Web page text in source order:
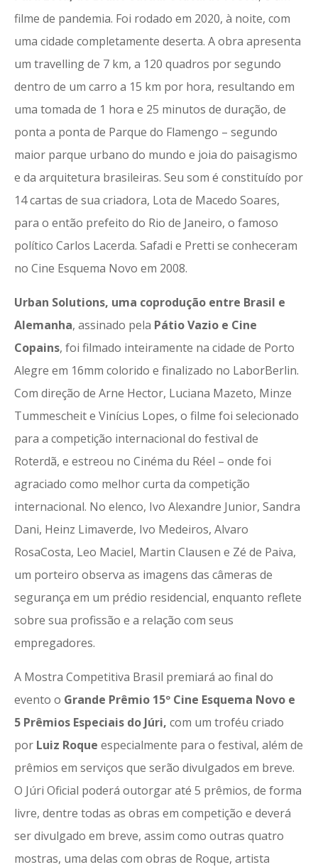
filme de pandemia. Foi rodado em 2020, à noite, com
uma cidade completamente deserta. A obra apresenta
um travelling de 7 km, a 120 quadros por segundo
dentro de um carro a 15 km por hora, resultando em
uma tomada de 1 hora e 25 minutos de duração, de
ponta a ponta de Parque do Flamengo – segundo
maior parque urbano do mundo e joia do paisagismo
e da arquitetura brasileiras. Seu som é constituído por
14 cartas de sua criadora, Lota de Macedo Soares,
para o então prefeito do Rio de Janeiro, o famoso
político Carlos Lacerda. Safadi e Pretti se conheceram
no Cine Esquema Novo em 2008.
Urban Solutions, uma coprodução entre Brasil e
Alemanha, assinado pela Pátio Vazio e Cine
Copains, foi filmado inteiramente na cidade de Porto
Alegre em 16mm colorido e finalizado no LaborBerlin.
Com direção de Arne Hector, Luciana Mazeto, Minze
Tummescheit e Vinícius Lopes, o filme foi selecionado
para a competição internacional do festival de
Roterdã, e estreou no Cinéma du Réel – onde foi
agraciado como melhor curta da competição
internacional. No elenco, Ivo Alexandre Junior, Sandra
Dani, Heinz Limaverde, Ivo Medeiros, Alvaro
RosaCosta, Leo Maciel, Martin Clausen e Zé de Paiva,
um porteiro observa as imagens das câmeras de
segurança em um prédio residencial, enquanto reflete
sobre sua profissão e a relação com seus
empregadores.
A Mostra Competitiva Brasil premiará ao final do
evento o Grande Prêmio 15º Cine Esquema Novo e
5 Prêmios Especiais do Júri, com um troféu criado
por Luiz Roque especialmente para o festival, além de
prêmios em serviços que serão divulgados em breve.
O Júri Oficial poderá outorgar até 5 prêmios, de forma
livre, dentre todas as obras em competição e deverá
ser divulgado em breve, assim como outras quatro
mostras, uma delas com obras de Roque, artista